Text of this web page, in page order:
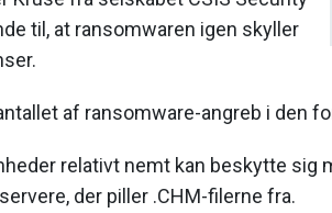
til, at ransomwaren igen skyller
af ransomware-angreb i den
relativt nemt kan beskytte sig
der piller .CHM-filerne fra.